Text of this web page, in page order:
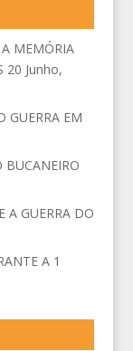
MEMÓRIA
20 Junho,
GUERRA EM
BUCANEIRO
A GUERRA DO
A 1